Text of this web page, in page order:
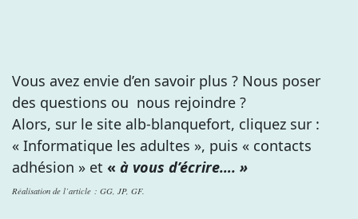
Vous avez envie d’en savoir plus ? Nous poser
des questions ou nous rejoindre ?
Alors, sur le site alb-blanquefort, cliquez sur :
« Informatique les adultes », puis « contacts
adhésion » et « à vous d’écrire…. »
Réalisation de l’article : GG, JP, GF.